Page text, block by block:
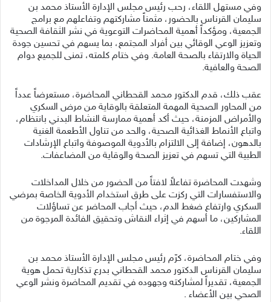
وفي مستهل اللقاء، رحب رئيس مجلس الإدارة الأستاذ محمد بن
سليمان القرناس بالحضور، مثمناً مشاركتهم وتفاعلهم مع برامج
الجمعية، ومؤكداً أهمية المحاضرات التوعوية في نشر الثقافة الصحية
وتعزيز الوعي الوقائي بين أفراد المجتمع، بما يسهم في تحسين جودة
الحياة والارتقاء بالصحة العامة. وفي ختام كلمته، تمنى للجميع دوام
الصحة والعافية.
عقب ذلك، قدم الدكتور محمد القحطاني المحاضرة، مستعرضاً عدداً
من المحاور الصحية المهمة المتعلقة بالوقاية من مرض السكري
والأمراض المزمنة، حيث أكد أهمية ممارسة النشاط البدني بانتظام،
واتباع الأنماط الغذائية الصحية، والحد من تناول الأطعمة الغنية
بالدهون، إضافة إلى الالتزام بالأدوية الموصوفة واتباع الإرشادات
الطبية التي تسهم في تعزيز الصحة والوقاية من المضاعفات.
وشهدت المحاضرة تفاعلاً لافتاً من الحضور من خلال المداخلات
والاستفسارات التي ركزت على طرق استخدام الأدوية الخاصة بمرضي
السكري وارتفاع ضغط الدم، حيث أجاب المحاضر عن تساؤلات
المشاركين، ما أسهم في إثراء النقاش وتحقيق الفائدة المرجوة من
اللقاء.
وفي ختام المحاضرة، كرّم رئيس مجلس الإدارة الأستاذ محمد بن
سليمان القرناس الدكتور محمد القحطاني بدرع تذكارية تحمل هوية
الجمعية، تقديراً لمشاركته وجهوده في تقديم المحاضرة ونشر الوعي
الصحي بين الأعضاء .